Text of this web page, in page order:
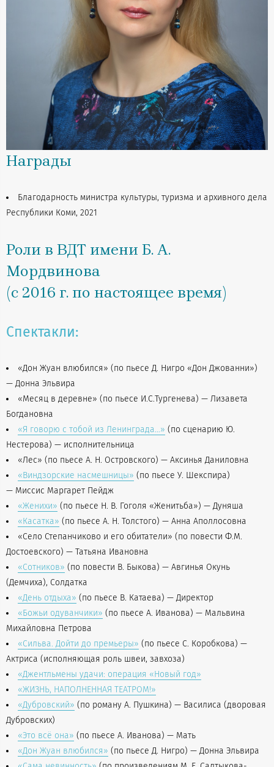
Награды
Благодарность министра культуры, туризма и архивного дела
Республики Коми, 2021
Роли в ВДТ имени Б. А.
Мордвинова
(с 2016 г. по настоящее время)
Спектакли:
«Дон Жуан влюбился» (по пьесе Д. Нигро «Дон Джованни»)
— Донна Эльвира
«Месяц в деревне» (по пьесе И.С.Тургенева) — Лизавета
Богдановна
«Я говорю с тобой из Ленинграда…» (по сценарию Ю.
Нестерова) — исполнительница
«Лес» (по пьесе А. Н. Островского) — Аксинья Даниловна
«Виндзорские насмешницы» (по пьесе У. Шекспира)
— Миссис Маргарет Пейдж
«Женихи» (по пьесе Н. В. Гоголя «Женитьба») — Дуняша
«Касатка» (по пьесе А. Н. Толстого) — Анна Аполлосовна
«Село Степанчиково и его обитатели» (по повести Ф.М.
Достоевского) — Татьяна Ивановна
«Сотников» (по повести В. Быкова) — Авгинья Окунь
(Демчиха), Солдатка
«День отдыха» (по пьесе В. Катаева) — Директор
«Божьи одуванчики» (по пьесе А. Иванова) — Мальвина
Михайловна Петрова
«Сильва. Дойти до премьеры» (по пьесе С. Коробкова) —
Актриса (исполняющая роль швеи, завхоза)
«Джентльмены удачи: операция «Новый год»
«ЖИЗНЬ, НАПОЛНЕННАЯ ТЕАТРОМ!»
«Дубровский» (по роману А. Пушкина) — Василиса (дворовая
Дубровских)
«Это всё она» (по пьесе А. Иванова) — Мать
«Дон Жуан влюбился» (по пьесе Д. Нигро) — Донна Эльвира